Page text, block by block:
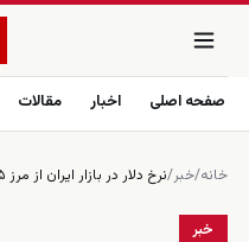
صفحه اصلی اخبار مقالات
خانه/خبر/نرخ دلار در بازار ایران از مرز ۱۵ هزار تومان گذشت
خبر